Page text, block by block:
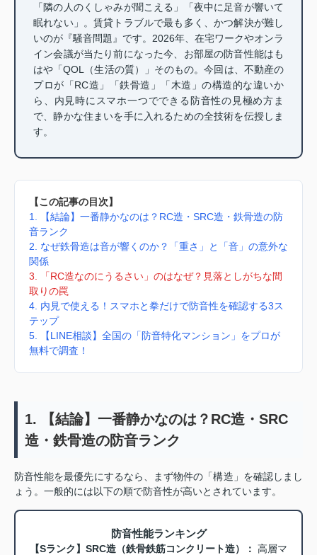
「隣の人のくしゃみが聞こえる」「夜中に足音が響いて
眠れない」。賃貸トラブルで最も多く、かつ解決が難し
いのが『騒音問題』です。2026年、在宅ワークやオンラ
イン会議が当たり前になった今、お部屋の防音性能はも
はや「QOL（生活の質）」そのもの。今回は、不動産の
プロが「RC造」「鉄骨造」「木造」の構造的な違いか
ら、内見時にスマホ一つでできる防音性の見極め方ま
で、静かな住まいを手に入れるための全技術を伝授しま
す。
【この記事の目次】
1. 【結論】一番静かなのは？RC造・SRC造・鉄骨造の防
音ランク
2. なぜ鉄骨造は音が響くのか？「重さ」と「音」の意外な
関係
3. 「RC造なのにうるさい」のはなぜ？見落としがちな間
取りの罠
4. 内見で使える！スマホと拳だけで防音性を確認する3ス
テップ
5. 【LINE相談】全国の「防音特化マンション」をプロが
無料で調査！
1. 【結論】一番静かなのは？RC造・SRC
造・鉄骨造の防音ランク
防音性能を最優先にするなら、まず物件の「構造」を確認しまし
ょう。一般的には以下の順で防音性が高いとされています。
防音性能ランキング
【Sランク】SRC造（鉄骨鉄筋コンクリート造）： 高層マ